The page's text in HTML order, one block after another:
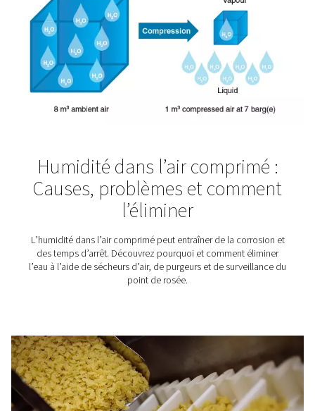
Industrie
Les aliments et les boissons sont vitaux au sens propre
Et tout comme notre corps en a besoin pour
producteurs ont besoin d'un air comprimé de haute
Après tout, ils doivent s'assurer que les produits
mangeons et buvons peuvent être consommés en
et qu'ils ont bon goût. Des normes strictes en